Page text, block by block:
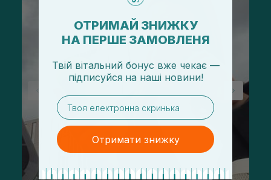
ОТРИМАЙ ЗНИЖКУ
НА ПЕРШЕ ЗАМОВЛЕНЯ
Твій вітальний бонус вже чекає —
підписуйся на наші новини!
email
Отримати знижку